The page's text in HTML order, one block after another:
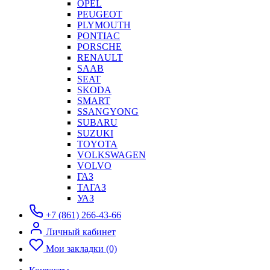
OPEL
PEUGEOT
PLYMOUTH
PONTIAC
PORSCHE
RENAULT
SAAB
SEAT
SKODA
SMART
SSANGYONG
SUBARU
SUZUKI
TOYOTA
VOLKSWAGEN
VOLVO
ГАЗ
ТАГАЗ
УАЗ
+7 (861) 266-43-66
Личный кабинет
Мои закладки (0)